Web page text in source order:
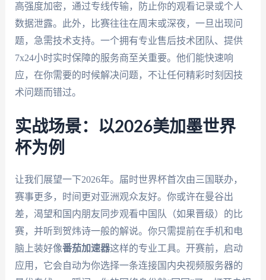
高强度加密，通过专线传输，防止你的观看记录或个人
数据泄露。此外，比赛往往在周末或深夜，一旦出现问
题，急需技术支持。一个拥有专业售后技术团队、提供
7x24小时实时保障的服务商至关重要。他们能快速响
应，在你需要的时候解决问题，不让任何精彩时刻因技
术问题而错过。
实战场景：以2026美加墨世界
杯为例
让我们展望一下2026年。届时世界杯首次由三国联办，
赛事更多，时间更对亚洲观众友好。你或许在曼谷出
差，渴望和国内朋友同步观看中国队（如果晋级）的比
赛，并听到贺炜诗一般的解说。你只需提前在手机和电
脑上装好像番茄加速器这样的专业工具。开赛前，启动
应用，它会自动为你选择一条连接国内央视频服务器的